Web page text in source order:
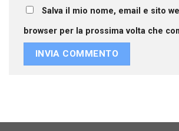
Salva il mio nome, email e sito
browser per la prossima volta che